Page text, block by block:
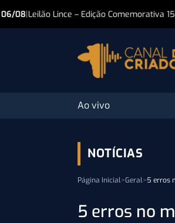
15 Anos 06/08|Lance Na Tv
Ao vivo
NOTÍCIAS
Página Inicial>Geral>5 erros
5 erros no